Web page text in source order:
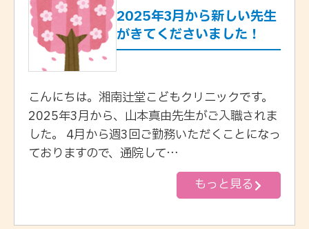
2025年3月から新しい先生
がきてくださいました！
こんにちは。湘南辻堂こどもクリニックです。
2025年3月から、山本真由先生がご入職されま
した。 4月から週3回ご勤務いただくことになっ
ておりますので、通院して…
もっと見る